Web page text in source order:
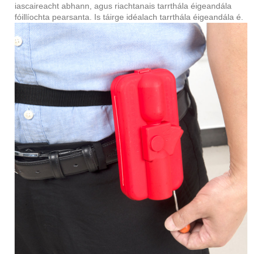
iascaireacht abhann, agus riachtanais tarrthála éigeandála
fóillíochta pearsanta. Is táirge idéalach tarrthála éigeandála é.